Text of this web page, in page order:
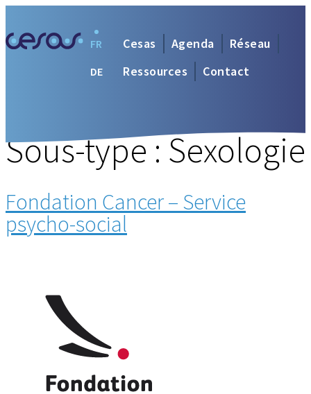
Cesas Agenda
Réseau
Ressources
Contact
FR
DE
Sous-type :Sexologie
Fondation Cancer – Service
psycho-social